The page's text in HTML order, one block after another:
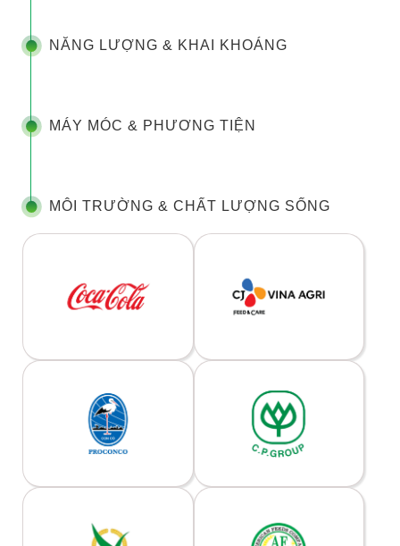
NĂNG LƯỢNG & KHAI KHOÁNG
MÁY MÓC & PHƯƠNG TIỆN
MÔI TRƯỜNG & CHẤT LƯỢNG SỐNG